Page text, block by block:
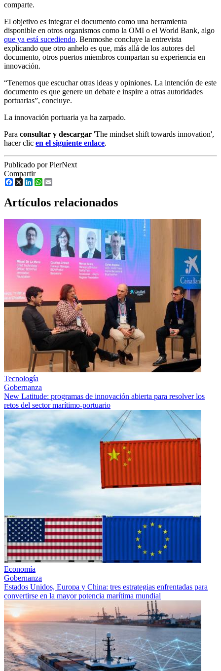
comparte.
El objetivo es integrar el documento como una herramienta
disponible en otros organismos como la OMI o el World Bank, algo
que ya está sucediendo. Benmoshe concluye la entrevista
explicando que otro anhelo es que, más allá de los autores del
documento, otros puertos miembros compartan su experiencia en
innovación.
“Tenemos que escuchar otras ideas y opiniones. La intención de este
documento es que genere un debate e inspire a otras autoridades
portuarias”, concluye.
La innovación portuaria ya ha zarpado.
Para consultar y descargar 'The mindset shift towards innovation',
hacer clic en el siguiente enlace.
Publicado por PierNext
Compartir
Facebook
X LinkedInWhatsApp
Artículos relacionados
Tecnología
Gobernanza
New Latitude: programas de innovación abierta para resolver los
retos del sector marítimo-portuario
Economía
Gobernanza
Estados Unidos, Europa y China: tres estrategias enfrentadas para
convertirse en la mayor potencia marítima mundial